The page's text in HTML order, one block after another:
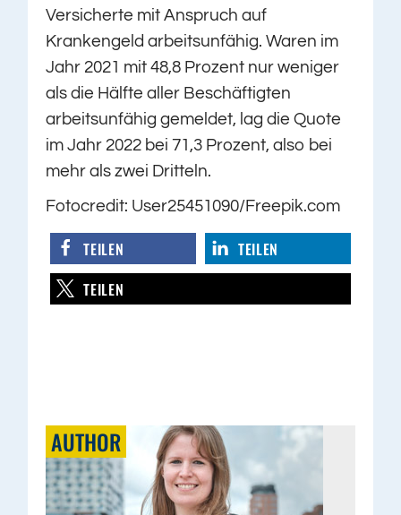
Versicherte mit Anspruch auf
Krankengeld arbeitsunfähig. Waren im
Jahr 2021 mit 48,8 Prozent nur weniger
als die Hälfte aller Beschäftigten
arbeitsunfähig gemeldet, lag die Quote
im Jahr 2022 bei 71,3 Prozent, also bei
mehr als zwei Dritteln.
Fotocredit: User25451090/Freepik.com
TEILEN
TEILEN
TEILEN
AUTHOR